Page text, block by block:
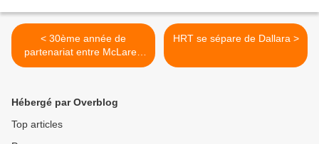
< 30ème année de
partenariat entre McLaren
et Hugo Boss
HRT se sépare de Dallara >
Hébergé par Overblog
Top articles